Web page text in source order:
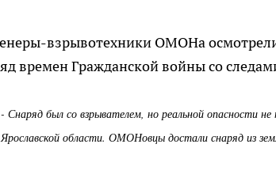
взрывотехники ОМОНа осмотрели
времен Гражданской войны со
- Снаряд был со взрывателем, но реальной опасности
Ярославской области. ОМОНовцы достали снаряд из